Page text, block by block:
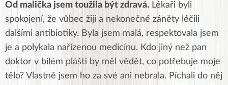
Od malička jsem toužila být zdravá. Lékaři byli
spokojení, že vůbec žiji a nekonečné záněty léčili
dalšími antibiotiky. Byla jsem malá, respektovala jsem
je a polykala nařízenou medicínu. Kdo jiný než pan
doktor v bílém plášti by měl vědět, co potřebuje moje
tělo? Vlastně jsem ho za své ani nebrala. Píchali do něj